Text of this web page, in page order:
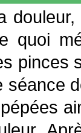
quoi
pinces
séance